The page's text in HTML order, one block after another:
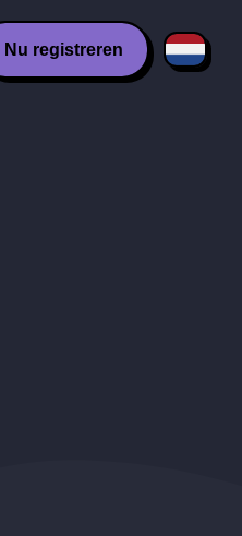
Nu registreren